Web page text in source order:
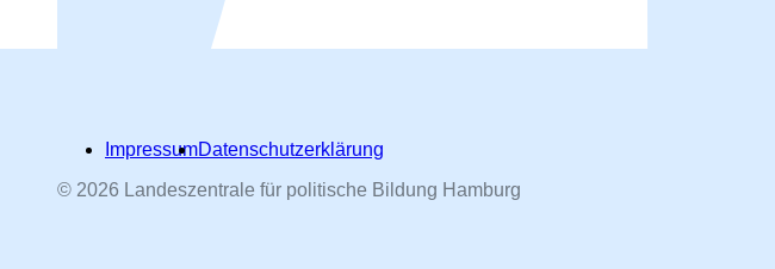
ImpressumDatenschutzerklärung
© 2026 Landeszentrale für politische Bildung Hamburg